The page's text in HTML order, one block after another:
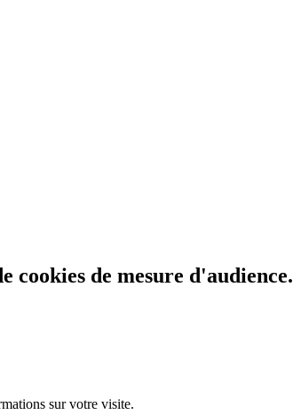
cookies de mesure d'audience.
sur votre visite.